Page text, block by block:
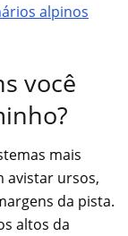
alpinos
você
mais
avistar ursos,
da pista.
altos da